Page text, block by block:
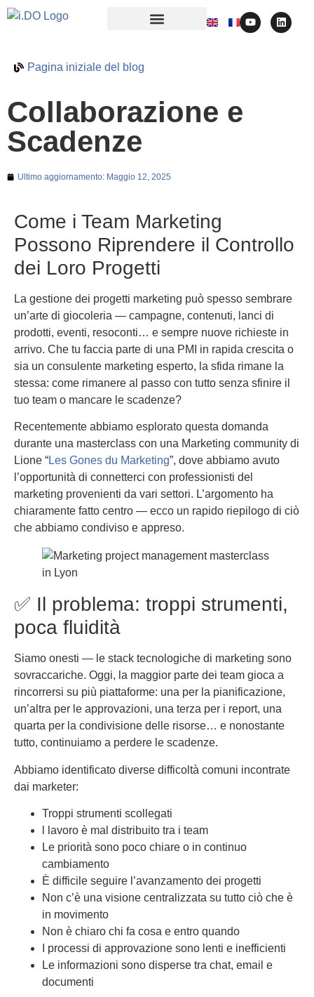
Pagina iniziale del blog
Collaborazione e
Scadenze
Ultimo aggiornamento: Maggio 12, 2025
Come i Team Marketing
Possono Riprendere il Controllo
dei Loro Progetti
La gestione dei progetti marketing può spesso sembrare
un’arte di giocoleria — campagne, contenuti, lanci di
prodotti, eventi, resoconti… e sempre nuove richieste in
arrivo. Che tu faccia parte di una PMI in rapida crescita o
sia un consulente marketing esperto, la sfida rimane la
stessa: come rimanere al passo con tutto senza sfinire il
tuo team o mancare le scadenze?
Recentemente abbiamo esplorato questa domanda
durante una masterclass con una Marketing community di
Lione “Les Gones du Marketing”, dove abbiamo avuto
l’opportunità di connetterci con professionisti del
marketing provenienti da vari settori. L’argomento ha
chiaramente fatto centro — ecco un rapido riepilogo di ciò
che abbiamo condiviso e appreso.
✅ Il problema: troppi strumenti,
poca fluidità
Siamo onesti — le stack tecnologiche di marketing sono
sovraccariche. Oggi, la maggior parte dei team gioca a
rincorrersi su più piattaforme: una per la pianificazione,
un’altra per le approvazioni, una terza per i report, una
quarta per la condivisione delle risorse… e nonostante
tutto, continuiamo a perdere le scadenze.
Abbiamo identificato diverse difficoltà comuni incontrate
dai marketer:
Troppi strumenti scollegati
l lavoro è mal distribuito tra i team
Le priorità sono poco chiare o in continuo
cambiamento
È difficile seguire l’avanzamento dei progetti
Non c’è una visione centralizzata su tutto ciò che è
in movimento
Non è chiaro chi fa cosa e entro quando
I processi di approvazione sono lenti e inefficienti
Le informazioni sono disperse tra chat, email e
documenti